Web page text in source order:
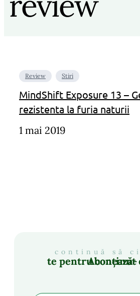
Review Stiri
MindShift Exposure 13 –
rezistenta la furia naturii
1 mai 2019
continuă să
Abonează-te pentru